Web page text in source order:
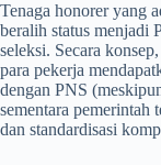
Tenaga honorer yang
beralih status menjadi
seleksi. Secara
para pekerja
dengan PNS
sementara pemerintah
dan standardisasi